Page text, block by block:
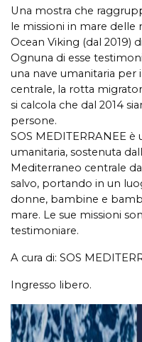
Una mostra che
le missioni in mare delle
Ocean Viking (dal 2019) di
Ognuna di esse
una nave umanitaria per
centrale, la rotta
si calcola che dal 2014
persone.
SOS MEDITERRANEE
umanitaria, sostenuta
Mediterraneo centrale
salvo, portando in un
donne, bambine e
mare. Le sue missioni
testimoniare.
A cura di: SOS
Ingresso libero.